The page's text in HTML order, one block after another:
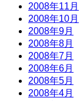
2008年11月
2008年10月
2008年9月
2008年8月
2008年7月
2008年6月
2008年5月
2008年4月